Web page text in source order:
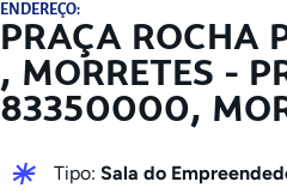
ENDEREÇO:
PRAÇA ROCHA
, MORRETES -
83350000,
Tipo: Sala do